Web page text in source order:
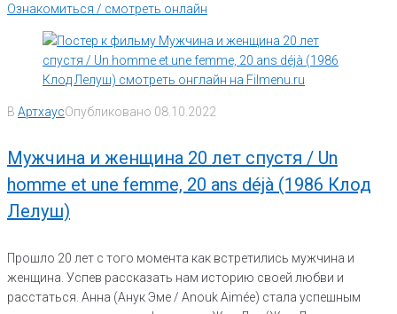
Ознакомиться / смотреть онлайн
В АртхаусОпубликовано 08.10.2022
Мужчина и женщина 20 лет спустя / Un
homme et une femme, 20 ans déjà (1986 Клод
Лелуш)
Прошло 20 лет с того момента как встретились мужчина и
женщина. Успев рассказать нам историю своей любви и
расстаться. Анна (Анук Эме / Anouk Aimée) стала успешным